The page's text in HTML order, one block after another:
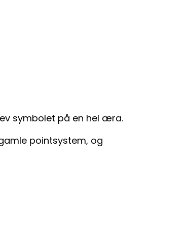
symbolet på en hel æra.
pointsystem, og